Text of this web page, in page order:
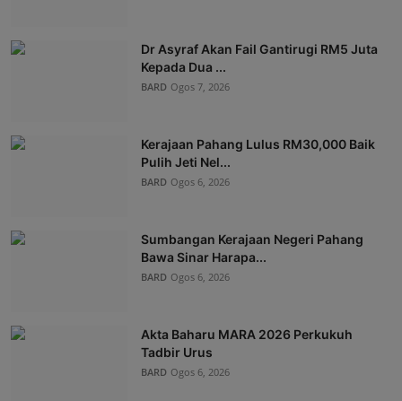
Dr Asyraf Akan Fail Gantirugi RM5 Juta
Kepada Dua ...
BARD Ogos 7, 2026
Kerajaan Pahang Lulus RM30,000 Baik
Pulih Jeti Nel...
BARD Ogos 6, 2026
Sumbangan Kerajaan Negeri Pahang
Bawa Sinar Harapa...
BARD Ogos 6, 2026
Akta Baharu MARA 2026 Perkukuh
Tadbir Urus
BARD Ogos 6, 2026